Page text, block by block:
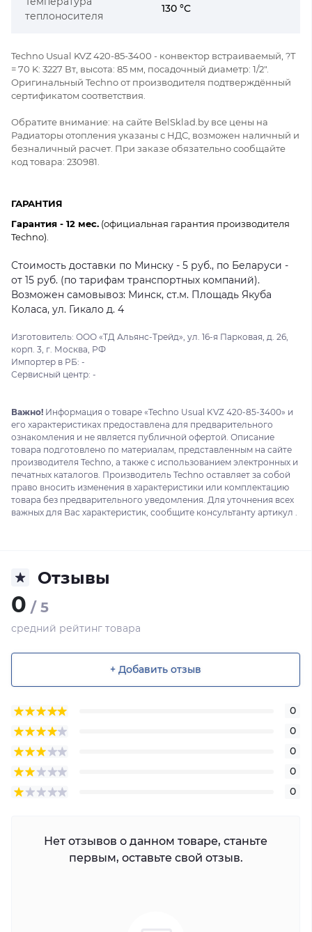
теплоносителя
130 °C
Techno Usual KVZ 420-85-3400 - конвектор встраиваемый, ?Т
= 70 K: 3227 Вт, высота: 85 мм, посадочный диаметр: 1/2".
Оригинальный Techno от производителя подтверждённый
сертификатом соответствия.
Обратите внимание: на сайте BelSklad.by все цены на
Радиаторы отопления указаны с НДС, возможен наличный и
безналичный расчет. При заказе обязательно сообщайте
код товара: 230981.
ГАРАНТИЯ
Гарантия - 12 мес. (официальная гарантия производителя
Techno).
Стоимость доставки по Минску - 5 руб., по Беларуси -
от 15 руб. (по тарифам транспортных компаний).
Возможен самовывоз: Минск, ст.м. Площадь Якуба
Коласа, ул. Гикало д. 4
Изготовитель: ООО «ТД Альянс-Трейд», ул. 16-я Парковая, д. 26,
корп. 3, г. Москва, РФ
Импортер в РБ: -
Сервисный центр: -
Важно! Информация о товаре «Techno Usual KVZ 420-85-3400» и
его характеристиках предоставлена для предварительного
ознакомления и не является публичной офертой. Описание
товара подготовлено по материалам, представленным на сайте
производителя Techno, а также с использованием электронных и
печатных каталогов. Производитель Techno оставляет за собой
право вносить изменения в характеристики или комплектацию
товара без предварительного уведомления. Для уточнения всех
важных для Вас характеристик, сообщите консультанту артикул .
Отзывы
0 / 5
средний рейтинг товара
+ Добавить отзыв
0
0
0
0
0
Нет отзывов о данном товаре, станьте
первым, оставьте свой отзыв.